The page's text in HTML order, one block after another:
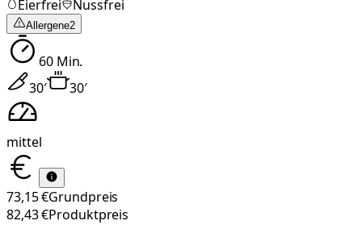
Eierfrei Nussfrei
Allergene2
60Min.
30′ 30′
mittel
73,15 €Grundpreis
82,43 €Produktpreis